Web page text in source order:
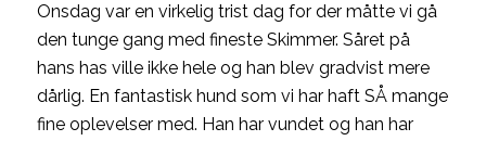
Onsdag var en virkelig trist dag for der måtte vi gå
den tunge gang med fineste Skimmer. Såret på
hans has ville ikke hele og han blev gradvist mere
dårlig. En fantastisk hund som vi har haft SÅ mange
fine oplevelser med. Han har vundet og han har